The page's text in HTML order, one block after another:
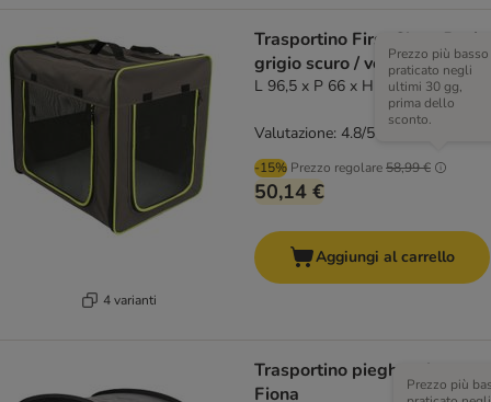
4 varianti
Trasportino First Class Basic
grigio scuro / verde fluo
L 96,5 x P 66 x H 73,5 cm
-15% Prezzo regolare58,99 €
Prezzo più basso
praticato negli
ultimi 30 gg,
prima dello
sconto.
50,14 €
Valutazione: 4.8/5
Aggiungi al carrello
Trasportino pieghevole
Fiona
Prezzo più